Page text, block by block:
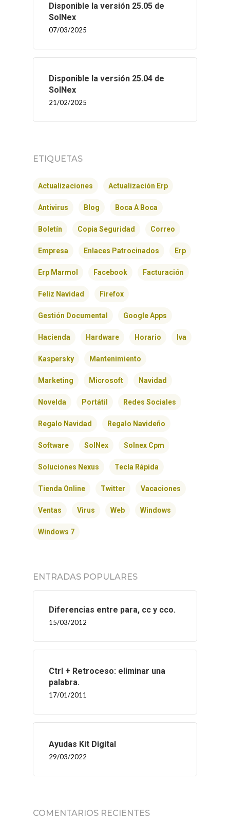
Disponible la versión 25.05 de
SolNex
07/03/2025
Disponible la versión 25.04 de
SolNex
21/02/2025
ETIQUETAS
Actualizaciones Actualización Erp
Antivirus Blog Boca A Boca
Boletín Copia Seguridad Correo
Empresa Enlaces Patrocinados Erp
Erp Marmol Facebook Facturación
Feliz Navidad Firefox
Gestión Documental Google Apps
Hacienda Hardware Horario Iva
Kaspersky Mantenimiento
Marketing Microsoft Navidad
Novelda Portátil Redes Sociales
Regalo Navidad Regalo Navideño
Software SolNex Solnex Cpm
Soluciones Nexus Tecla Rápida
Tienda Online Twitter Vacaciones
Ventas Virus Web Windows
Windows 7
ENTRADAS POPULARES
Diferencias entre para, cc y cco.
15/03/2012
Ctrl + Retroceso: eliminar una
palabra.
17/01/2011
Ayudas Kit Digital
29/03/2022
COMENTARIOS RECIENTES
SERVICIOS
BLOG
CONTACTO